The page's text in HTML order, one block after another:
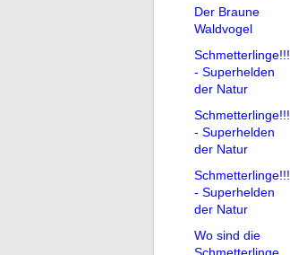
Der Braune
Waldvogel
Schmetterlinge!!!
- Superhelden
der Natur
Schmetterlinge!!!
- Superhelden
der Natur
Schmetterlinge!!!
- Superhelden
der Natur
Wo sind die